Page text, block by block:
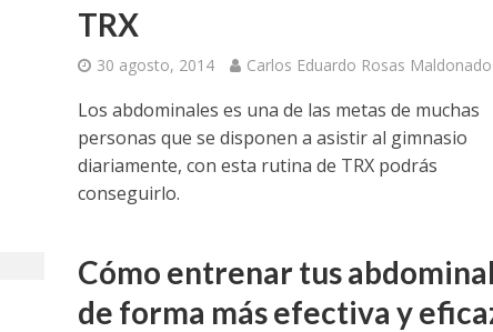
TRX
30 agosto, 2014 Carlos Eduardo Rosas Maldonado
Los abdominales es una de las metas de muchas
personas que se disponen a asistir al gimnasio
diariamente, con esta rutina de TRX podrás
conseguirlo.
Cómo entrenar tus
de forma más efectiva y